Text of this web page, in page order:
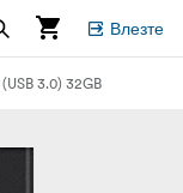
Влезте
3.0) 32GB